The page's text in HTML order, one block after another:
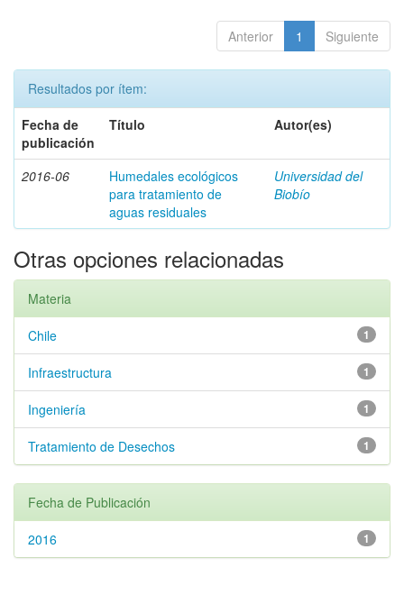
Anterior 1 Siguiente
Resultados por ítem:
Fecha de
publicación
Título Autor(es)
2016-06
Humedales ecológicos
para tratamiento de
aguas residuales
Universidad del
Biobío
Otras opciones relacionadas
Materia
1
Chile
1
Infraestructura
1
Ingeniería
1
Tratamiento de Desechos
Fecha de Publicación
1
2016